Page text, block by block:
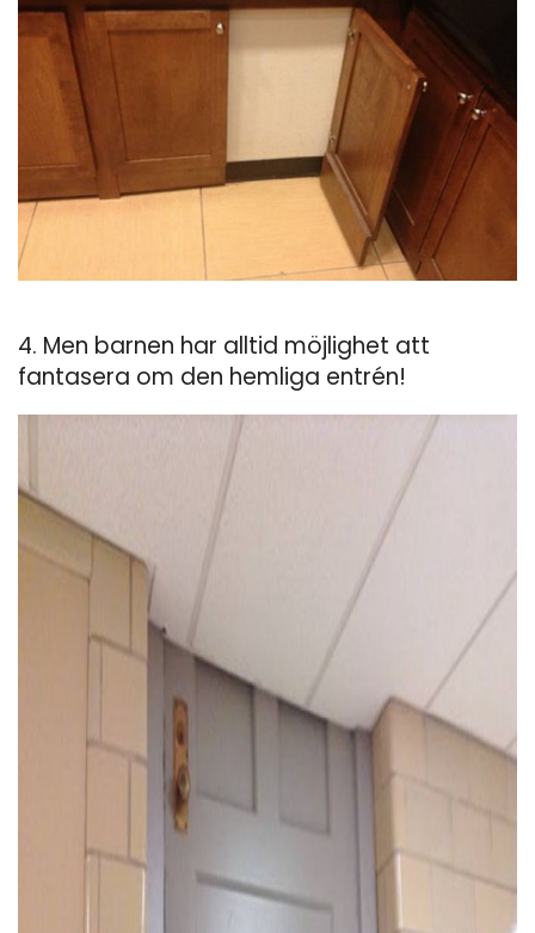
4. Men barnen har alltid möjlighet att
fantasera om den hemliga entrén!